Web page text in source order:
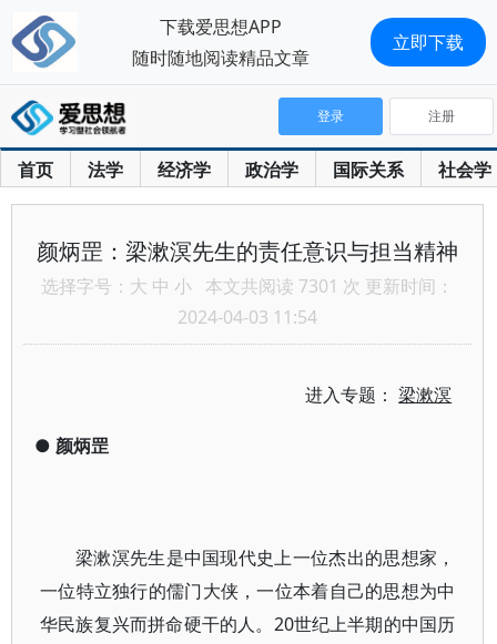
首页 法学 经济学 政治学 国际关系 社会学
登录 注册
颜炳罡：梁漱溟先生的责任意识与担当精神
选择字号： 大 中 小 本文共阅读 7301 次 更新时间：
2024-04-03 11:54
进入专题：梁漱溟
● 颜炳罡
梁漱溟先生是中国现代史上一位杰出的思想家，
一位特立独行的儒门大侠，一位本着自己的思想为中
华民族复兴而拼命硬干的人。20世纪上半期的中国历
下载爱思想APP
随时随地阅读精品文章
立即下载